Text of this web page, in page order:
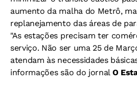
aumento da malha do Metrô,
replanejamento das áreas de
"As estações precisam ter
serviço. Não ser uma 25 de
atendam às necessidades
informações são do jornal O